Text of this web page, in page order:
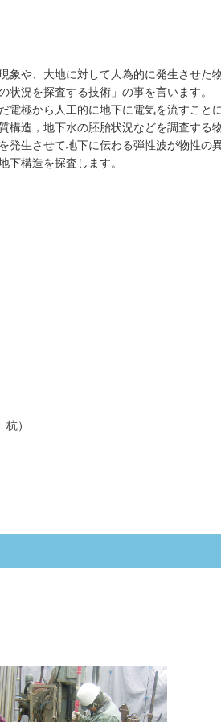
象や、大地に対して人為的に発生させた
状況を探査する技術」の事を言います。
電極から人工的に地下に電気を流すこと
構造，地下水の胚胎状況などを調査する
発生させて地下に伝わる弾性波が物性の
下構造を探査します。
）